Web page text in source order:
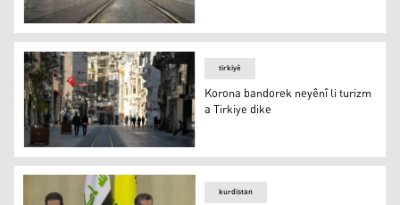
Vayrosa Korona bandorek gelek neyênî li aboriya Tirkiye
Korona bandorek neyênî li turizm a Tirkiye dike
tirkiyê
Korona bandorek neyênî li turizm
a Tirkiye dike
kurdistan